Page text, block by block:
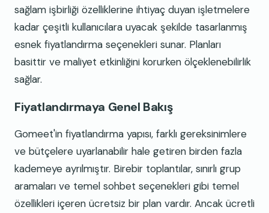
sağlam işbirliği özelliklerine ihtiyaç duyan işletmelere
kadar çeşitli kullanıcılara uyacak şekilde tasarlanmış
esnek fiyatlandırma seçenekleri sunar. Planları
basittir ve maliyet etkinliğini korurken ölçeklenebilirlik
sağlar.
Fiyatlandırmaya Genel Bakış
Gomeet'in fiyatlandırma yapısı, farklı gereksinimlere
ve bütçelere uyarlanabilir hale getiren birden fazla
kademeye ayrılmıştır. Birebir toplantılar, sınırlı grup
aramaları ve temel sohbet seçenekleri gibi temel
özellikleri içeren ücretsiz bir plan vardır. Ancak ücretli